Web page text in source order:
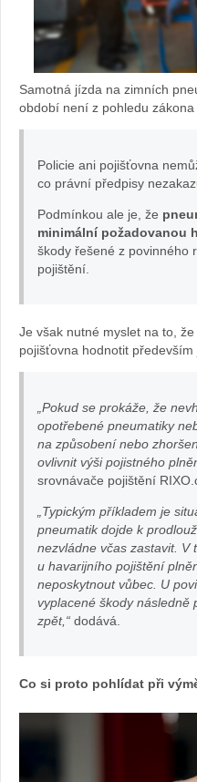
Samotná jízda na zimních
období není z pohledu zákona
Policie ani pojišťovna
co právní předpisy
Podmínkou ale je, že
minimální požadovanou
škody řešené z povinného
pojištění.
Je však nutné myslet na to,
pojišťovna hodnotit především
„Pokud se prokáže, že
opotřebené pneumatiky
na způsobení nebo
ovlivnit výši pojistného
srovnávače pojištění
„Typickým příkladem je
pneumatik dojde k
nezvládne včas zastavit. V
u havarijního pojištění
neposkytnout vůbec. U
vyplacené škody následně
zpět,“ dodává.
Co si proto pohlídat při